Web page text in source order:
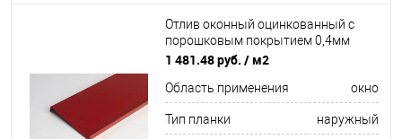
Отлив оконный оцинкованный c
порошковым покрытием 0,4мм
ширина более 625 мм RAL 3012
1 481.48 руб. / м2
Область применения окно
Тип планки наружный